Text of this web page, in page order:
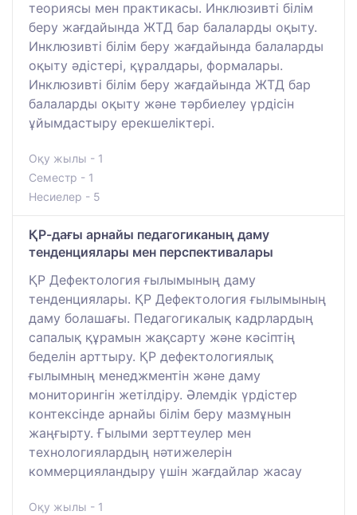
теориясы мен практикасы. Инклюзивті білім
беру жағдайында ЖТД бар балаларды оқыту.
Инклюзивті білім беру жағдайында балаларды
оқыту әдістері, құралдары, формалары.
Инклюзивті білім беру жағдайында ЖТД бар
балаларды оқыту және тәрбиелеу үрдісін
ұйымдастыру ерекшеліктері.
Оқу жылы - 1
Семестр - 1
Несиелер - 5
ҚР-дағы арнайы педагогиканың даму
тенденциялары мен перспективалары
ҚР Дефектология ғылымының даму
тенденциялары. ҚР Дефектология ғылымының
даму болашағы. Педагогикалық кадрлардың
сапалық құрамын жақсарту және кәсіптің
беделін арттыру. ҚР дефектологиялық
ғылымның менеджментін және даму
мониторингін жетілдіру. Әлемдік үрдістер
контексінде арнайы білім беру мазмұнын
жаңғырту. Ғылыми зерттеулер мен
технологиялардың нәтижелерін
коммерцияландыру үшін жағдайлар жасау
Оқу жылы - 1